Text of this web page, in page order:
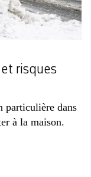
risques
particulière dans
à la maison.